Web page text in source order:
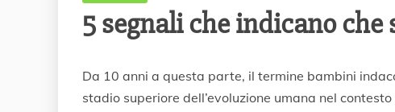
5 segnali che indicano
2
i
Da 10 anni a questa parte, il termine bambini
stadio superiore dell’evoluzione umana nel